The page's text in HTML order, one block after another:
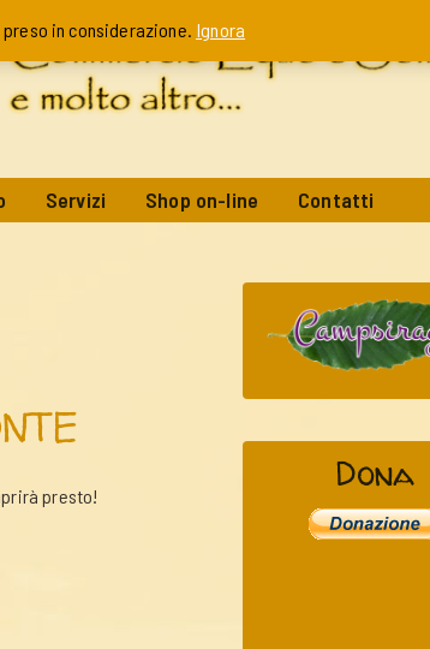
Servizi Shop on-line Contatti
presto! Dona
in considerazione. Ignora